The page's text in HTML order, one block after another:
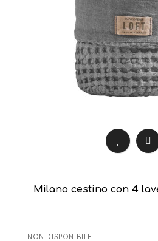
Milano cestino con 4
NON DISPONIBILE